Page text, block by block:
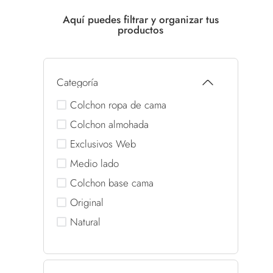
Categoría
Colchon ropa de cama
Colchon almohada
Exclusivos Web
Medio lado
Colchon base cama
Original
Natural